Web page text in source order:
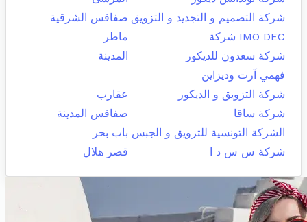
شركة التصميم و التجديد و التزويق صفاقس الشرقية
IMO DEC شركة
ماطر
شركة سعدون للديكور
المدينة
فهمي آرت وديزاين
شركة التزويق و الديكور
عقارب
شركة ساقا
صفاقس المدينة
الشركة التونسية للتزويق و الجبس باب بحر
شركة س س د ا
قصر هلال